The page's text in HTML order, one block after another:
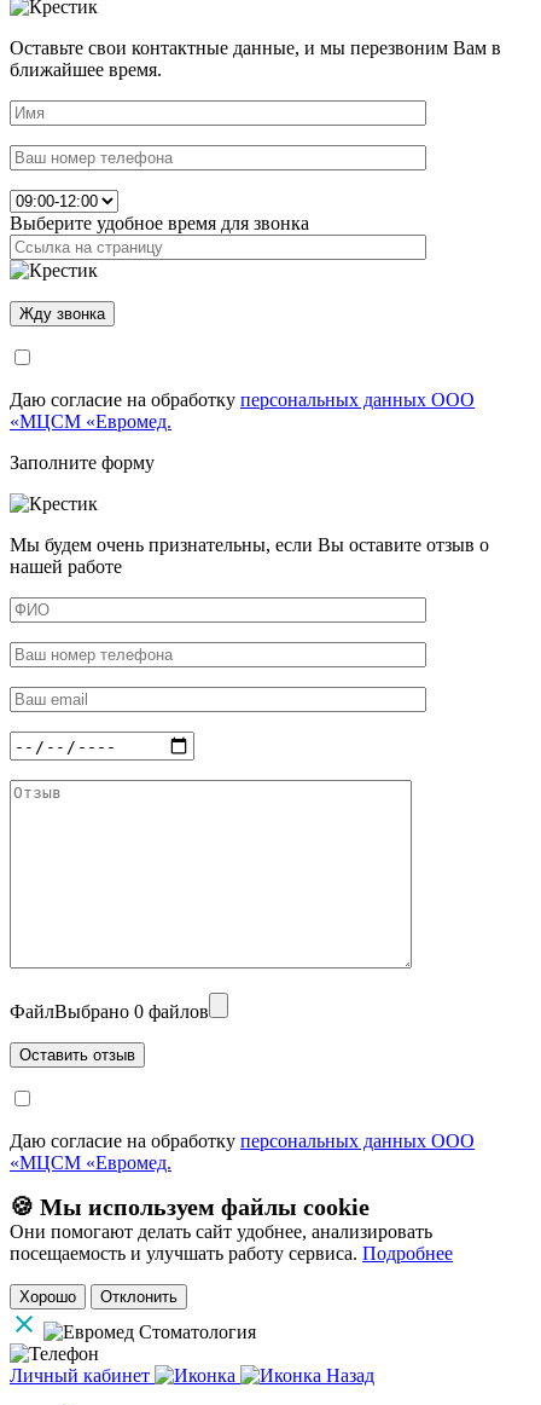
Оставьте свои контактные данные, и мы перезвоним Вам в
ближайшее время.
Выберите удобное время для звонка
Даю согласие на обработку персональных данных ООО
«МЦСМ «Евромед.
Заполните форму
Мы будем очень признательны, если Вы оставите отзыв о
нашей работе
ФайлВыбрано 0 файлов
Даю согласие на обработку персональных данных ООО
«МЦСМ «Евромед.
🍪 Мы используем файлы cookie
Они помогают делать сайт удобнее, анализировать
посещаемость и улучшать работу сервиса. Подробнее
Хорошо Отклонить
Личный кабинет
Назад